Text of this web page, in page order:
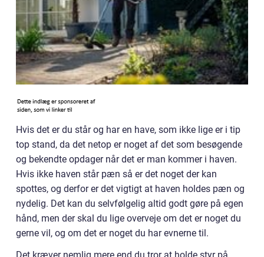
Hvis det er du står og har en have, som ikke lige er i tip
top stand, da det netop er noget af det som besøgende
og bekendte opdager når det er man kommer i haven.
Hvis ikke haven står pæn så er det noget der kan
spottes, og derfor er det vigtigt at haven holdes pæn og
nydelig. Det kan du selvfølgelig altid godt gøre på egen
hånd, men der skal du lige overveje om det er noget du
gerne vil, og om det er noget du har evnerne til.